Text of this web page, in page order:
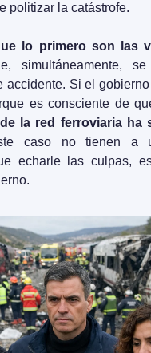
politizar la catástrofe.
lo primero son las
simultáneamente,
accidente. Si el
es consciente de
la red ferroviaria ha
caso no tienen a
echarle las culpas,